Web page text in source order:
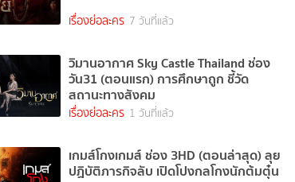
เรื่องย่อละคร 7 วันที่แล้ว
วิมานอากาศ Sky Castle Thailand ช่อง
วัน31 (ตอนแรก) การศึกษาถูก ชี้วัด
สถานะทางสังคม
เรื่องย่อละคร 1 วันที่แล้ว
เกมส์โกงเกมส์ ช่อง 3HD (ตอนล่าสุด) ลุย
ปฏิบัติภารกิจลับ เปิดโปงกลโกงนักต้มตุ๋น